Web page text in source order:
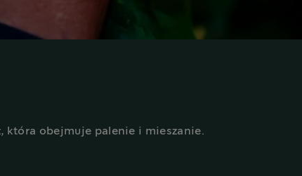
która obejmuje palenie i mieszanie.